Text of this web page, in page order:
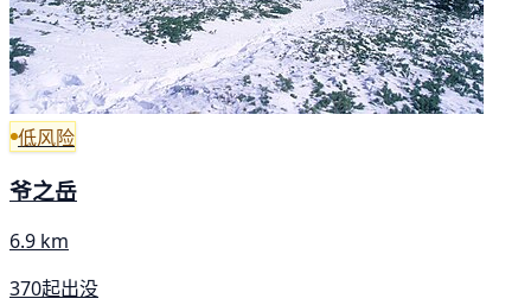
低风险
爷之岳
6.9 km
370起出没